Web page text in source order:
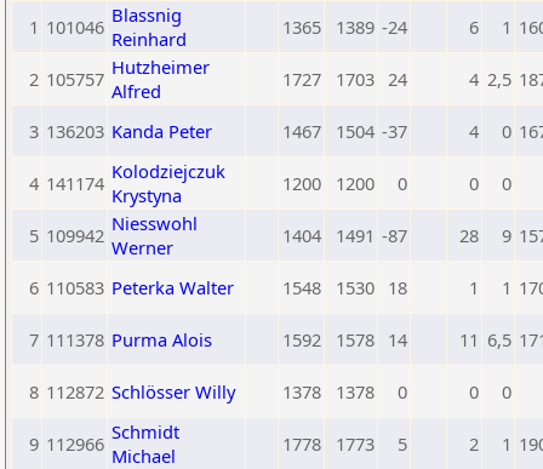
1 101046 Blassnig
Reinhard
1365 1389 -24 6 1
2 105757 Hutzheimer
Alfred
1727 1703 24 4 2,5
3 136203 Kanda Peter 1467 1504 -37 4 0
4 141174 Kolodziejczuk
Krystyna
1200 1200 0 0 0
5 109942 Niesswohl
Werner
1404 1491 -87 28 9
6 110583 Peterka Walter 1548 1530 18 1 1
7 111378 Purma Alois 1592 1578 14 11 6,5
8 112872 Schlösser Willy 1378 1378 0 0 0
9 112966 Schmidt
Michael
1778 1773 5 2 1